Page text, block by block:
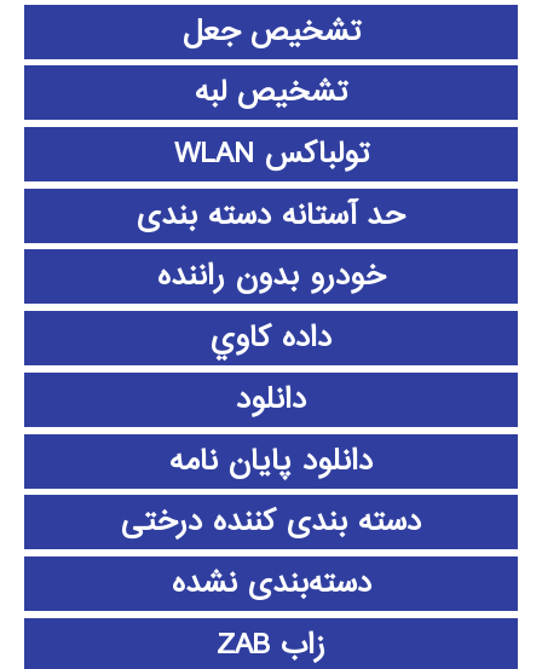
تشخیص جعل
تشخیص لبه
تولباکس WLAN
حد آستانه دسته بندی
خودرو بدون راننده
داده كاوي
دانلود
دانلود پايان نامه
دسته بندی کننده درختی
دسته‌بندی نشده
زاب ZAB